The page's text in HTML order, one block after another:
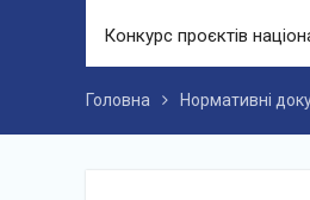
Конкурс проєктів
Головна Нормативні